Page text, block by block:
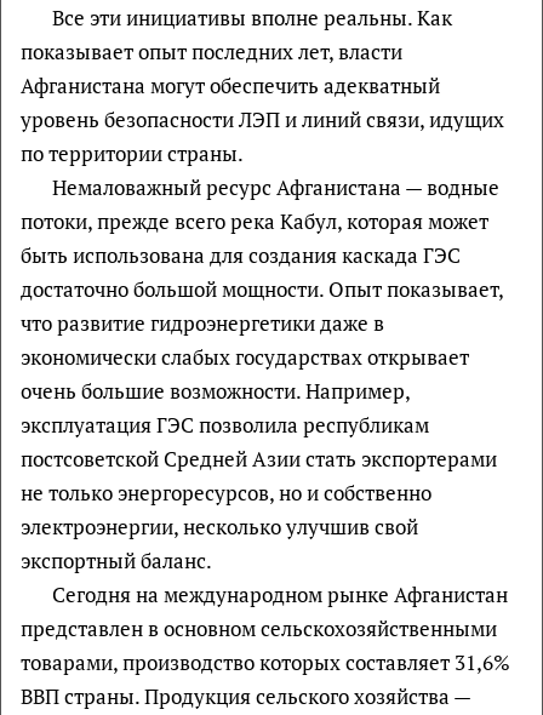
Все эти инициативы вполне реальны. Как
показывает опыт последних лет, власти
Афганистана могут обеспечить адекватный
уровень безопасности ЛЭП и линий связи, идущих
по территории страны.
Немаловажный ресурс Афганистана — водные
потоки, прежде всего река Кабул, которая может
быть использована для создания каскада ГЭС
достаточно большой мощности. Опыт показывает,
что развитие гидроэнергетики даже в
экономически слабых государствах открывает
очень большие возможности. Например,
эксплуатация ГЭС позволила республикам
постсоветской Средней Азии стать экспортерами
не только энергоресурсов, но и собственно
электроэнергии, несколько улучшив свой
экспортный баланс.
Сегодня на международном рынке Афганистан
представлен в основном сельскохозяйственными
товарами, производство которых составляет 31,6%
ВВП страны. Продукция сельского хозяйства —